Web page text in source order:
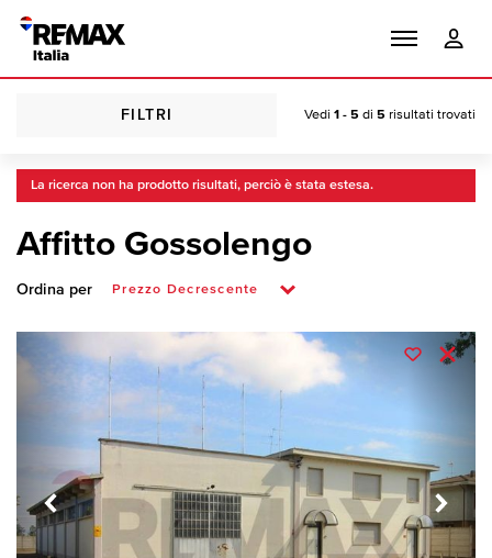
FILTRI Vedi 1 - 5 di 5 risultati trovati
La ricerca non ha prodotto risultati, perciò è stata estesa.
Affitto Gossolengo
Ordina per